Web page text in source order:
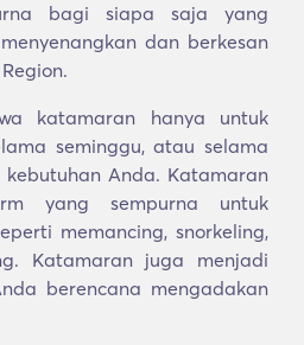
bagi siapa saja yang
dan berkesan
katamaran hanya untuk
seminggu, atau selama
Anda. Katamaran
yang sempurna untuk
memancing, snorkeling,
Katamaran juga menjadi
berencana mengadakan